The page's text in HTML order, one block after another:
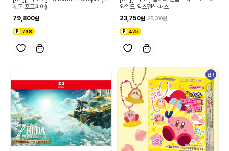
켓몬 포코피아)
79,800
798
와일드 익스팬션·패스
23,750
25,000
475
신규